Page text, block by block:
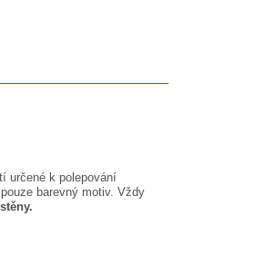
určené k polepování
barevný motiv. Vždy